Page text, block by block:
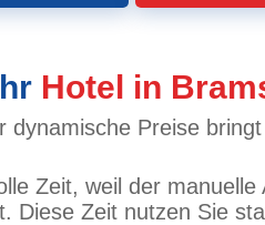
Hotel in
dynamische Preise
Zeit, weil der
Diese Zeit nutzen Sie